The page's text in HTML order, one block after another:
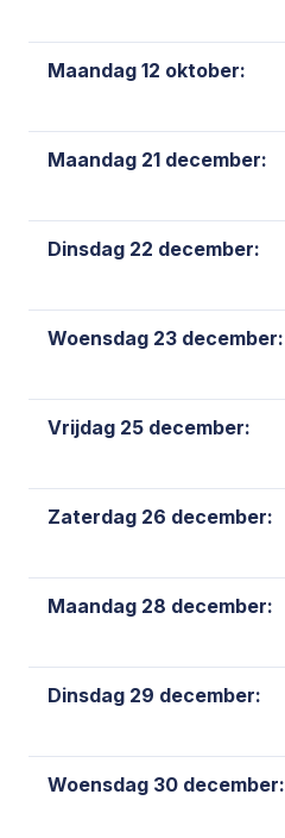
Maandag 12 oktober:
Maandag 21 december:
Dinsdag 22 december:
Woensdag 23 december:
Vrijdag 25 december:
Zaterdag 26 december:
Maandag 28 december:
Dinsdag 29 december:
Woensdag 30 december: